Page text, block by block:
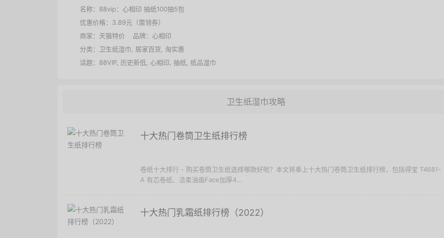
名称： 88vip：心相印 抽纸100抽5包
优惠价格： 3.89元（需领券）
商家： 天猫特价 品牌： 心相印
分类： 卫生纸湿巾 居家百货
淘实惠
话题： 88VIP, 历史新低 心相印 抽纸 纸品湿巾
卫生纸湿巾攻略
十大热门卷筒卫生纸排行榜
卷纸十大排行 - 购买卷筒卫生纸选择哪款好呢？本文将奉上十大热门卷筒卫生纸排行榜，包括得宝 T4681-
A 有芯卷纸、洁柔油画Face加厚4...
十大热门乳霜纸排行榜（2022）